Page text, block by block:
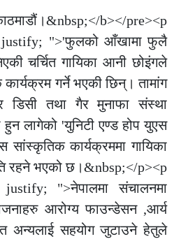
b></pre><p
justify; ">'फुलको आँखामा फुलै
चर्चित गायिका आनी छोइंगले
गर्ने भएकी छिन्। तामांग
डिसी तथा गैर मुनाफा संस्था
हुन लागेको 'युनिटी एण्ड होप युएस
कार्यक्रममा गायिका
रहने भएको छ।&nbsp;</p><p
">नेपालमा संचालनमा
आरोग्य फाउन्डेसन ,आर्य
अन्यलाई सहयोग जुटाउने हेतुले